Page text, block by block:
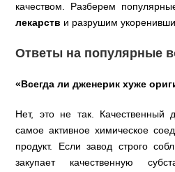
качеством. Разберем
лекарств и разрушим
Ответы на популярные
«Всегда ли дженерик хуже
Нет, это не так. Качественный
самое активное химическое
продукт. Если завод строго
закупает качественную